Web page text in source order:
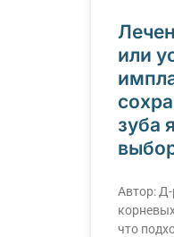
или
зуба
Автор:
что